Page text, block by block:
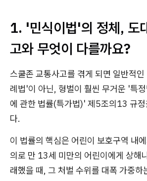
1. '민식이법'의 정체, 도
고와 무엇이 다를까요?
스쿨존 교통사고를 겪게 되면 일반적
례법'이 아닌, 형벌이 훨씬 무거운 '특
에 관한 법률(특가법)' 제5조의13 규정
다.
이 법률의 핵심은 어린이 보호구역 내
의로 만 13세 미만의 어린이에게 상해
래했을 때, 그 처벌 수위를 대폭 가중하